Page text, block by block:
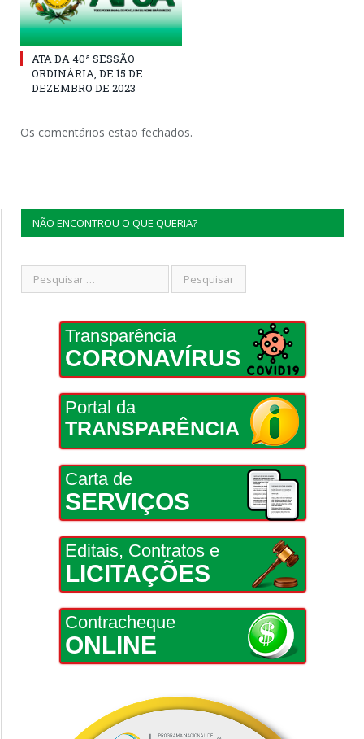
ATA DA 40ª SESSÃO
ORDINÁRIA, DE 15 DE
DEZEMBRO DE 2023
Os comentários estão fechados.
NÃO ENCONTROU O QUE QUERIA?
Transparência
CORONAVÍRUS
Portal da
TRANSPARÊNCIA
Carta de
SERVIÇOS
Editais, Contratos e
LICITAÇÕES
Contracheque
ONLINE